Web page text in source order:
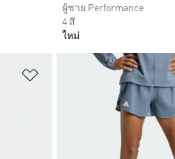
ผู้ชาย Performance
4 สี
ใหม่
เพิ่มไปยังรายการสินค้าโปร